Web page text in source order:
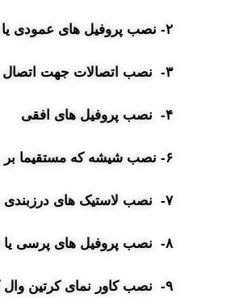
۲- نصب پروفیل های عمودی یا همان مولیون ها می باشد .
۳- نصب اتصالات جهت اتصال پروفیل های افقی
۴- نصب پروفیل های افقی
۶- نصب شیشه که مستقیما بر روی استراکچر لامل قرار می گیرد.
۷- نصب لاستیک های درزبندی برای عایق شدن
۸- نصب پروفیل های پرسی یا همان شیشه گیر
۹- نصب کاور نمای کرتین وال که تنوع بسیار بالایی